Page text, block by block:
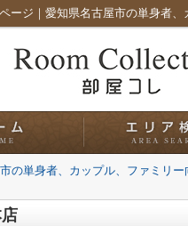
の単身者、カップル、ファミリ